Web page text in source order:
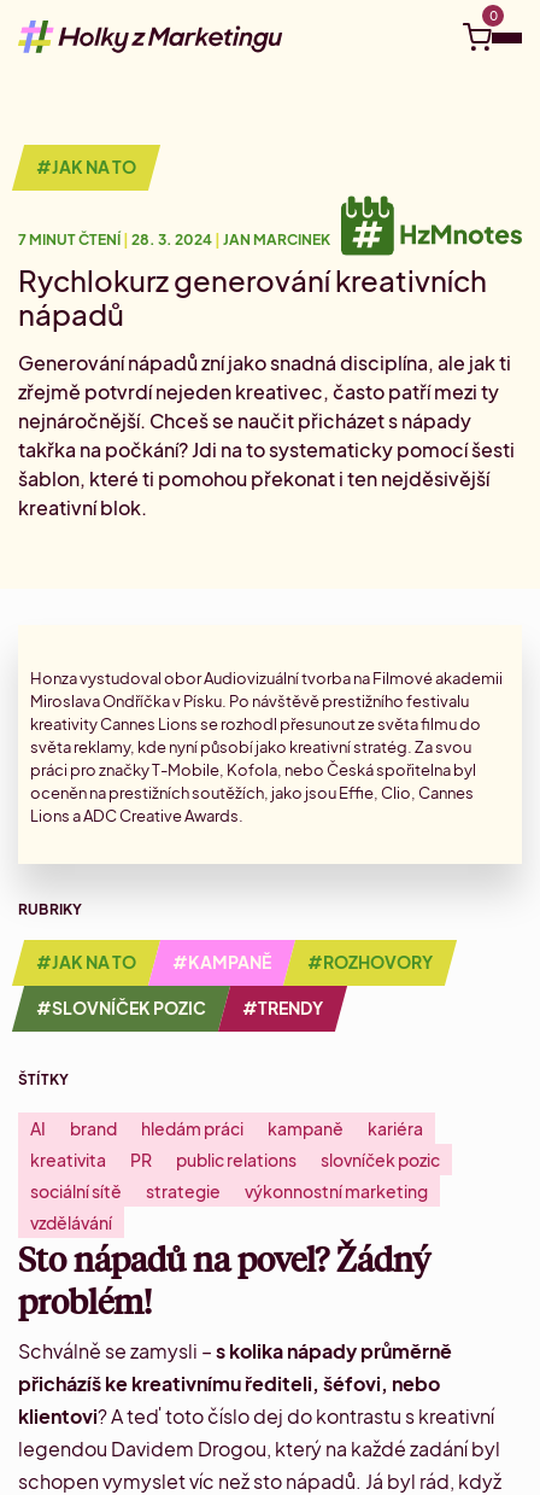
Objevuj
Kariérní kompas
Vydej se na cestu social media
Kariérní cesta: Digitální marketing
Vydej se na cestu digitálu
Slovníček pozic
Zorientuj se v marketingových pozicích.
Kurzy a eventy
Nejbližší live webináře
Připoj se online odkudkoliv.
Videokurzy
Tvé téma, tvé tempo.
Půlroční permanentka na školení
Jedno rozhodnutí, půl roku vzdělávání.
Konference #HolkyzMarketingu
Aktuální networkingová setkání
Ucelené Akademie
Juniorní Akademie
Vstupenka do marketingu
Akademie pro marketingové manažer(k)y
Akademie pro pokročilé
Přehled Akademií
Akademie sociálních sítí
Specializace: Social media
Akademie account managementu
Akademie AI v marketingu
Strategická implementace AI v marketingu
Pro firmy
Firemní vzdělávání
Hledám do týmu
Staň se klientem Akademie
#HzMhrdost
O nás
0
0
#JAK NA TO
7 MINUT ČTENÍ 28. 3. 2024 JAN MARCINEK
Rychlokurz generování kreativních
nápadů
Generování nápadů zní jako snadná disciplína, ale jak ti
zřejmě potvrdí nejeden kreativec, často patří mezi ty
nejnáročnější. Chceš se naučit přicházet s nápady
takřka na počkání? Jdi na to systematicky pomocí šesti
šablon, které ti pomohou překonat i ten nejděsivější
kreativní blok.
Sto nápadů na povel? Žádný
problém!
Schválně se zamysli –s kolika nápady průměrně
přicházíš ke kreativnímu řediteli, šéfovi, nebo
klientovi? A teď toto číslo dej do kontrastu s kreativní
legendou Davidem Drogou, který na každé zadání byl
schopen vymyslet víc než sto nápadů. Já byl rád, když
Honza vystudoval obor Audiovizuální tvorba na Filmové akademii
Miroslava Ondříčka v Písku. Po návštěvě prestižního festivalu
kreativity Cannes Lions se rozhodl přesunout ze světa filmu do
světa reklamy, kde nyní působí jako kreativní stratég. Za svou
práci pro značky T-Mobile, Kofola, nebo Česká spořitelna byl
oceněn na prestižních soutěžích, jako jsou Effie, Clio, Cannes
Lions a ADC Creative Awards.
RUBRIKY
#JAK NA TO #KAMPANĚ #ROZHOVORY
#SLOVNÍČEK POZIC #TRENDY
ŠTÍTKY
AI brand hledám práci kampaně
kariéra
kreativita
PR public relations
slovníček pozic
sociální sítě
strategie
výkonnostní marketing
vzdělávání